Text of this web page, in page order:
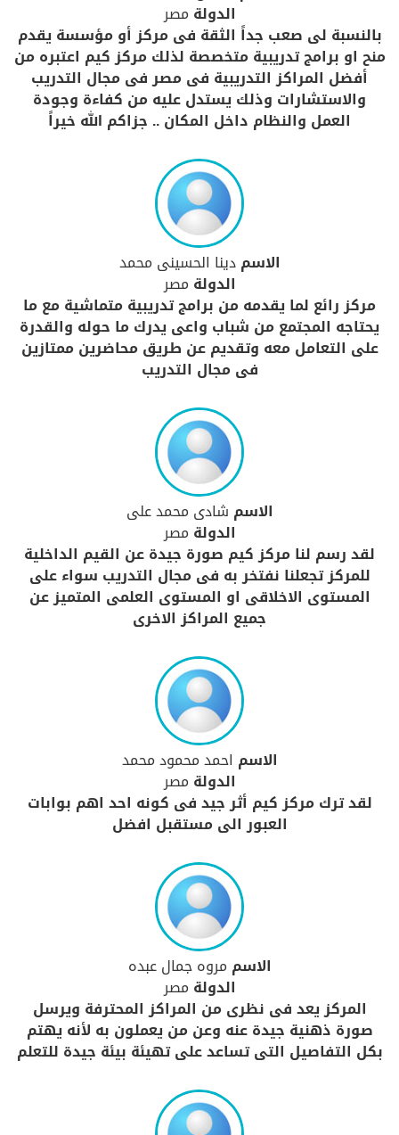
الدولة مصر
بالنسبة لى صعب جداً الثقة فى مركز أو مؤسسة يقدم
منح او برامج تدريبية متخصصة لذلك مركز كيم اعتبره من
أفضل المراكز التدريبية فى مصر فى مجال التدريب
والاستشارات وذلك يستدل عليه من كفاءة وجودة
العمل والنظام داخل المكان .. جزاكم الله خيراً
الاسمدينا الحسينى محمد
الدولة مصر
مركز رائع لما يقدمه من برامج تدريبية متماشية مع ما
يحتاجه المجتمع من شباب واعى يدرك ما حوله والقدرة
على التعامل معه وتقديم عن طريق محاضرين ممتازين
فى مجال التدريب
الاسم شادى محمد على
الدولة مصر
لقد رسم لنا مركز كيم صورة جيدة عن القيم الداخلية
للمركز تجعلنا نفتخر به فى مجال التدريب سواء على
المستوى الاخلاقى او المستوى العلمى المتميز عن
جميع المراكز الاخرى
الاسم احمد محمود محمد
الدولة مصر
لقد ترك مركز كيم أثر جيد فى كونه احد اهم بوابات
العبور الى مستقبل افضل
الاسم مروه جمال عبده
الدولة مصر
المركز يعد فى نظرى من المراكز المحترفة ويرسل
صورة ذهنية جيدة عنه وعن من يعملون به لأنه يهتم
بكل التفاصيل التى تساعد على تهيئة بيئة جيدة للتعلم